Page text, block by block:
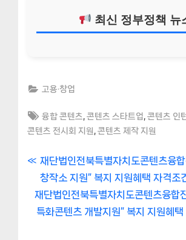
최신 정부정책 뉴
고용·창업
Tags:
융합 콘텐츠 ,콘텐츠 스타트업 ,콘텐츠 인
콘텐츠 전시회 지원 콘텐츠 제작 지원
글
내
비
P
r
e
v
재단법인전북특별자치도콘텐츠융
창작소 지원” 복지 지원혜택 자격조
N
e
재단법인전북특별자치도콘텐츠융합
특화콘텐츠 개발지원” 복지 지원혜